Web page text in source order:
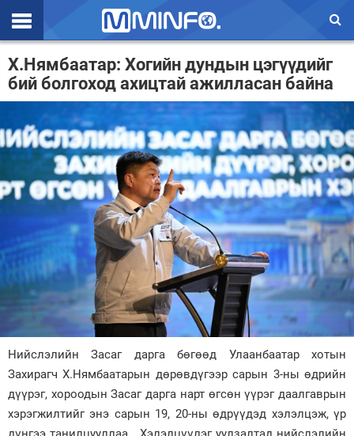
Эхлэл
Цаг агаар
Улс төр
Эдийн засаг
Үзэл бодол
Спорт
Нийгэм
Дэлхий
Энтертайнмэнт
Зурхай
Х.Нямбаатар: Хогийн дундын цэгүүдийг
бий болгоход ахицтай ажилласан байна
Нийслэлийн Засаг дарга бөгөөд Улаанбаатар хотын
Захирагч Х.Нямбаатарын дөрөвдүгээр сарын 3-ны өдрийн
дүүрэг, хороодын Засаг дарга нарт өгсөн үүрэг даалгаврын
хэрэгжилтийг энэ сарын 19, 20-ны өдрүүдэд хэлэлцэж, үр